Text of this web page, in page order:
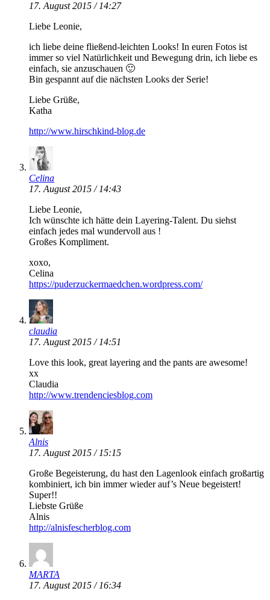
17. August 2015 / 14:27
Liebe Leonie,
ich liebe deine fließend-leichten Looks! In euren Fotos ist
immer so viel Natürlichkeit und Bewegung drin, ich liebe es
einfach, sie anzuschauen 🙂
Bin gespannt auf die nächsten Looks der Serie!
Liebe Grüße,
Katha
http://www.hirschkind-blog.de
Celina
17. August 2015 / 14:43
Liebe Leonie,
Ich wünschte ich hätte dein Layering-Talent. Du siehst
einfach jedes mal wundervoll aus !
Großes Kompliment.
xoxo,
Celina
https://puderzuckermaedchen.wordpress.com/
claudia
17. August 2015 / 14:51
Love this look, great layering and the pants are awesome!
xx
Claudia
http://www.trendenciesblog.com
Alnis
17. August 2015 / 15:15
Große Begeisterung, du hast den Lagenlook einfach großartig
kombiniert, ich bin immer wieder auf’s Neue begeistert!
Super!!
Liebste Grüße
Alnis
http://alnisfescherblog.com
MARTA
17. August 2015 / 16:34